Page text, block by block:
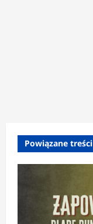
Powiązane treści